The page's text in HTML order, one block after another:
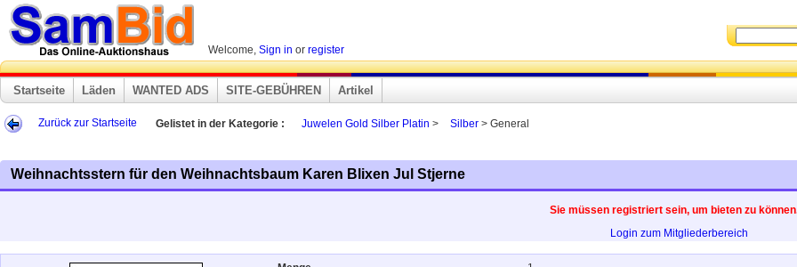
Welcome, Sign in or register
Startseite Läden WANTED ADS SITE-GEBÜHREN Artikel
Zurück zur Startseite Gelistet in der Kategorie : Juwelen Gold Silber Platin > Silber > General
Weihnachtsstern für den Weihnachtsbaum Karen Blixen Jul Stjerne
Sie müssen registriert sein, um bieten zu
Login zum Mitgliederbereich